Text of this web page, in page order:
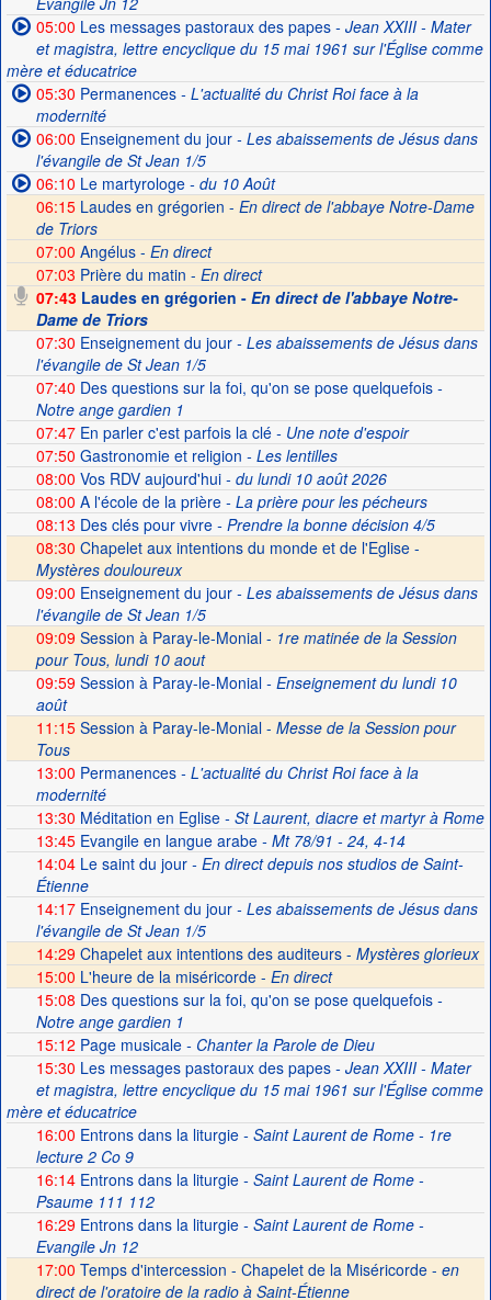
05:00 Les messages pastoraux des papes- Jean XXIII - Mater
et magistra, lettre encyclique du 15 mai 1961 sur l'Église comme
mère et éducatrice
05:30 Permanences- L'actualité du Christ Roi face à la
modernité
06:00 Enseignement du jour- Les abaissements de Jésus dans
l'évangile de St Jean 1/5
06:10 Le martyrologe- du 10 Août
06:15Laudes en grégorien - En direct de l'abbaye Notre-Dame
de Triors
07:00 Angélus - En direct
07:03 Prière du matin - En direct
07:43Laudes en grégorien - En direct de l'abbaye Notre-
Dame de Triors
07:30 Enseignement du jour- Les abaissements de Jésus dans
l'évangile de St Jean 1/5
07:40 Des questions sur la foi, qu'on se pose quelquefois-
Notre ange gardien 1
07:47En parler c'est parfois la clé- Une note d'espoir
07:50 Gastronomie et religion - Les lentilles
08:00 Vos RDV aujourd'hui- du lundi 10 août 2026
08:00 A l'école de la prière- La prière pour les pécheurs
08:13 Des clés pour vivre- Prendre la bonne décision 4/5
08:30 Chapelet aux intentions du monde et de l'Eglise -
Mystères douloureux
09:00 Enseignement du jour- Les abaissements de Jésus dans
l'évangile de St Jean 1/5
09:09 Session à Paray-le-Monial - 1re matinée de la Session
pour Tous, lundi 10 aout
09:59Session à Paray-le-Monial- Enseignement du lundi 10
août
11:15Session à Paray-le-Monial - Messe de la Session pour
Tous
13:00 Permanences- L'actualité du Christ Roi face à la
modernité
13:30 Méditation en Eglise- St Laurent, diacre et martyr à Rome
13:45Evangile en langue arabe- Mt 78/91 - 24, 4-14
14:04Le saint du jour- En direct depuis nos studios de Saint-
Étienne
14:17Enseignement du jour- Les abaissements de Jésus dans
l'évangile de St Jean 1/5
14:29 Chapelet aux intentions des auditeurs - Mystères glorieux
15:00 L'heure de la miséricorde - En direct
15:08 Des questions sur la foi, qu'on se pose quelquefois-
Notre ange gardien 1
15:12 Page musicale- Chanter la Parole de Dieu
15:30 Les messages pastoraux des papes- Jean XXIII - Mater
et magistra, lettre encyclique du 15 mai 1961 sur l'Église comme
mère et éducatrice
16:00 Entrons dans la liturgie- Saint Laurent de Rome - 1re
lecture 2 Co 9
16:14Entrons dans la liturgie- Saint Laurent de Rome -
Psaume 111 112
16:29Entrons dans la liturgie- Saint Laurent de Rome -
Evangile Jn 12
17:00 Temps d'intercession - Chapelet de la Miséricorde - en
direct de l'oratoire de la radio à Saint-Étienne